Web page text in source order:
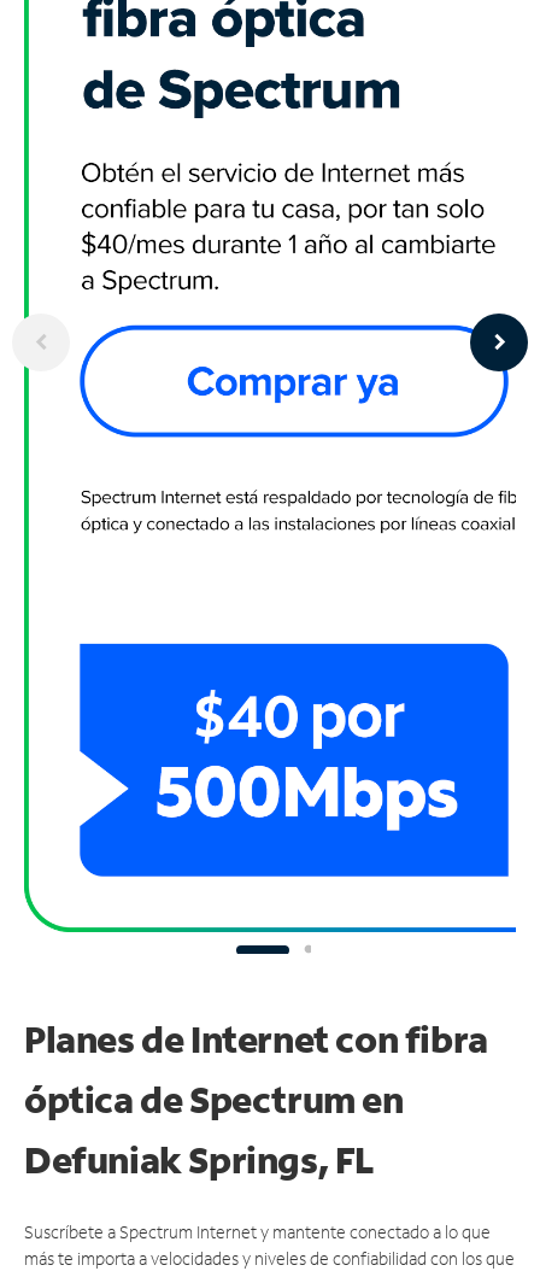
Planes de Internet con fibra
óptica de Spectrum en
Defuniak Springs, FL
Suscríbete a Spectrum Internet y mantente conectado a lo que
más te importa a velocidades y niveles de confiabilidad con los que